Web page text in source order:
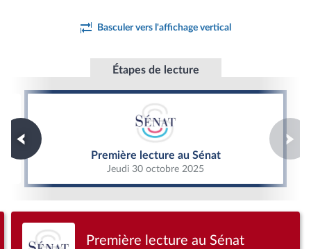
Basculer vers l'affichage vertical
Étapes de lecture
Première lecture au Sénat
Jeudi 30 octobre 2025
Première lecture au Sénat
Première lecture au Sénat